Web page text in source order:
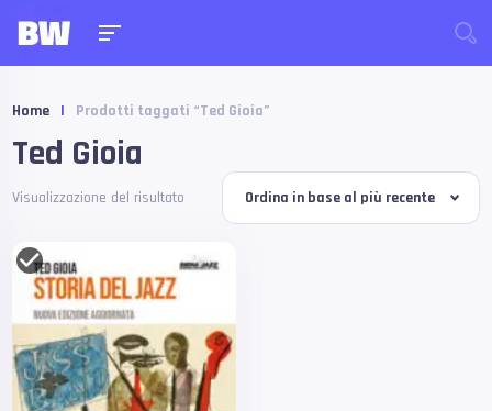
Home | Prodotti taggati “Ted Gioia”
Ted Gioia
Visualizzazione del risultato